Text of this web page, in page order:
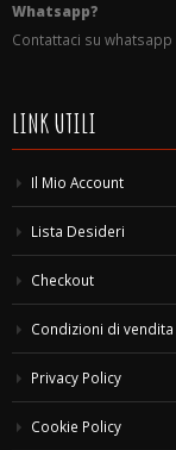
Whatsapp?
Contattaci su whatsapp
LINK UTILI
Il Mio Account
Lista Desideri
Checkout
Condizioni di vendita
Privacy Policy
Cookie Policy